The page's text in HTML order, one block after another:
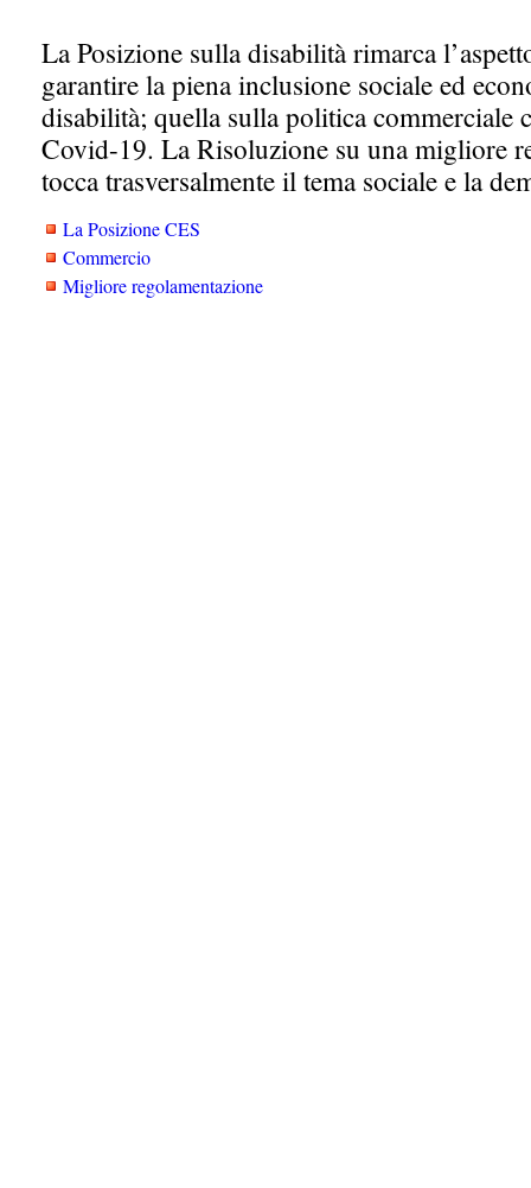
La Posizione sulla disabilità rimarca
garantire la piena inclusione sociale ed
disabilità; quella sulla politica commerciale
Covid-19. La Risoluzione su una migliore
tocca trasversalmente il tema sociale e la
La Posizione CES
Commercio
Migliore regolamentazione